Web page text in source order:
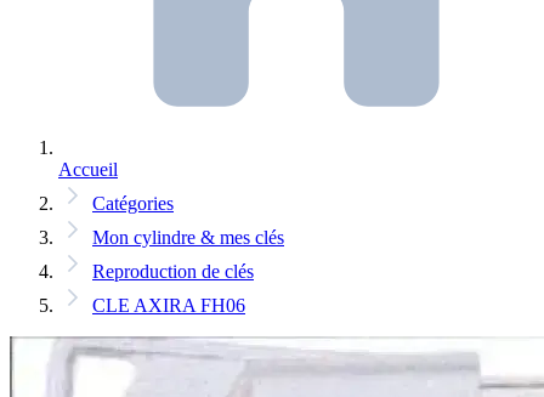
Accueil
Catégories
Mon cylindre & mes clés
Reproduction de clés
CLE AXIRA FH06